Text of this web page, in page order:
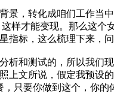
景，转化成咱们工作当
样才能变现。那么这个
指标，这么梳理下来，问
析和测试的，所以我们
上文所说，假定我预设
只要你做到这个，你的